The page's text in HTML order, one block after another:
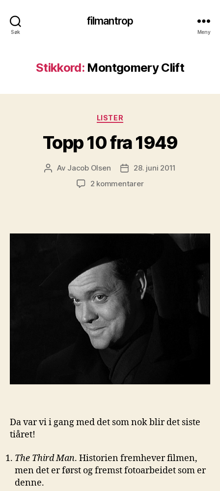
Søk
filmantrop
Meny
Stikkord: Montgomery Clift
Kategorier
LISTER
Topp 10 fra 1949
Innleggsforfatter
Av Jacob Olsen Publiseringsdato
28. juni 2011
2 kommentarertil
Da var vi i gang med det som nok blir det siste
tiåret!
The Third Man. Historien fremhever filmen,
men det er først og fremst fotoarbeidet som er
denne.